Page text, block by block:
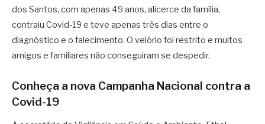
dos Santos, com apenas 49 anos, alicerce da família,
contraiu Covid-19 e teve apenas três dias entre o
diagnóstico e o falecimento. O velório foi restrito e muitos
amigos e familiares não conseguiram se despedir.
Conheça a nova Campanha Nacional contra a
Covid-19